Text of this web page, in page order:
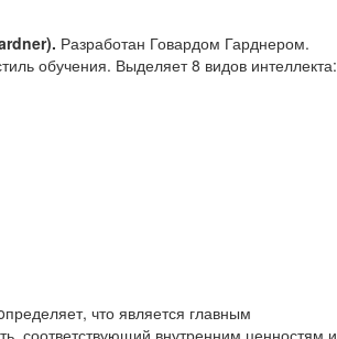
). Разработан Говардом Гарднером.
обучения. Выделяет 8 видов интеллекта:
что является главным